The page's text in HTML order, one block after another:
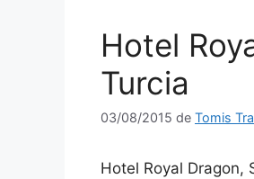
Hotel
Turcia
03/08/2015 de Tomis
Hotel Royal Dragon,